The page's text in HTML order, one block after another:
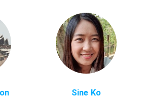
Sine Ko